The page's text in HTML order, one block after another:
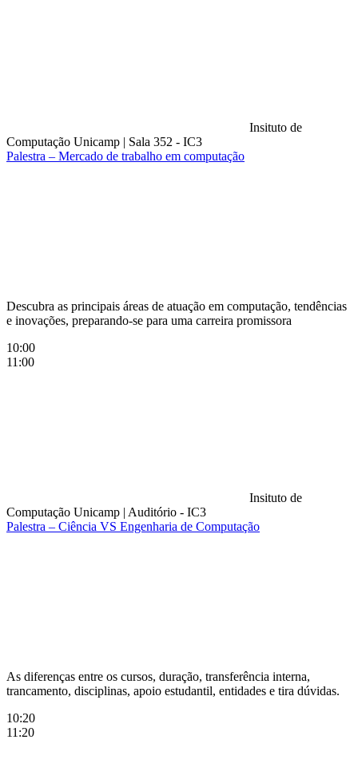
Insituto de
Computação Unicamp | Sala 352 - IC3
Palestra – Mercado de trabalho em computação
Descubra as principais áreas de atuação em computação, tendências
e inovações, preparando-se para uma carreira promissora
10:00
11:00
Insituto de
Computação Unicamp | Auditório - IC3
Palestra – Ciência VS Engenharia de Computação
As diferenças entre os cursos, duração, transferência interna,
trancamento, disciplinas, apoio estudantil, entidades e tira dúvidas.
10:20
11:20